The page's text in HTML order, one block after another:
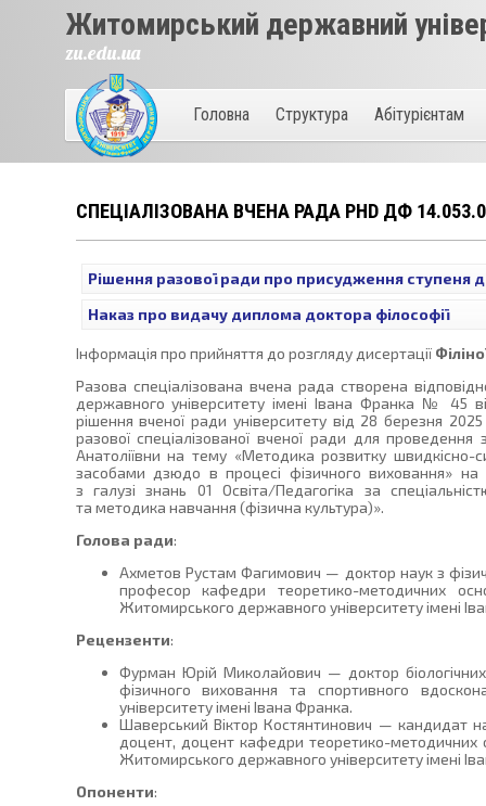
Житомирський державний
zu.edu.ua
Головна Структура Абітурієнтам
СПЕЦІАЛІЗОВАНА ВЧЕНА РАДА PHD ДФ
Рішення разової ради про присудження ступеня
Наказ про видачу диплома доктора філософії
Інформація про прийняття до розгляду дисертації
Разова спеціалізована вчена рада створена
державного університету імені Івана Франка № 45
рішення вченої ради університету від 28 березня
разової спеціалізованої вченої ради для проведення
Анатоліївни на тему «Методика розвитку швидкісно-
засобами дзюдо в процесі фізичного виховання» на
з галузі знань 01 Освіта/Педагогіка за
та методика навчання (фізична культура)».
Голова ради:
Ахметов Рустам Фагимович — доктор наук з
професор кафедри теоретико-методичних
Житомирського державного університету імені
Рецензенти:
Фурман Юрій Миколайович — доктор
фізичного виховання та спортивного
університету імені Івана Франка.
Шаверський Віктор Костянтинович — кандидат
доцент, доцент кафедри теоретико-методичних
Житомирського державного університету імені
Опоненти: